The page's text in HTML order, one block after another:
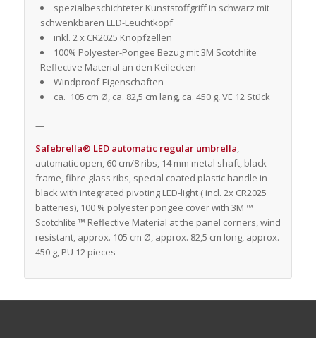
spezialbeschichteter Kunststoffgriff in schwarz mit
schwenkbaren LED-Leuchtkopf
inkl. 2 x CR2025 Knopfzellen
100% Polyester-Pongee Bezug mit 3M Scotchlite
Reflective Material an den Keilecken
Windproof-Eigenschaften
ca. 105 cm Ø, ca. 82,5 cm lang, ca. 450 g, VE 12 Stück
—
Safebrella® LED automatic regular umbrella
automatic open, 60 cm/8 ribs, 14 mm metal shaft, black
frame, fibre glass ribs, special coated plastic handle in
black with integrated pivoting LED-light ( incl. 2x CR2025
batteries), 100 % polyester pongee cover with 3M ™
Scotchlite ™ Reflective Material at the panel corners, wind
resistant, approx. 105 cm Ø, approx. 82,5 cm long, approx.
450 g, PU 12 pieces